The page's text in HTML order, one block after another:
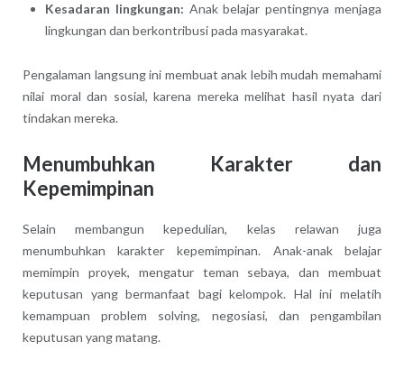
Kesadaran lingkungan: Anak belajar pentingnya menjaga
lingkungan dan berkontribusi pada masyarakat.
Pengalaman langsung ini membuat anak lebih mudah memahami
nilai moral dan sosial, karena mereka melihat hasil nyata dari
tindakan mereka.
Menumbuhkan Karakter dan
Kepemimpinan
Selain membangun kepedulian, kelas relawan juga
menumbuhkan karakter kepemimpinan. Anak-anak belajar
memimpin proyek, mengatur teman sebaya, dan membuat
keputusan yang bermanfaat bagi kelompok. Hal ini melatih
kemampuan problem solving, negosiasi, dan pengambilan
keputusan yang matang.